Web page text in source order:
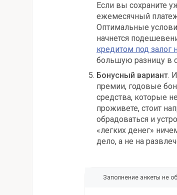
Если вы сохраните
ежемесячный
Оптимальные
начнется
кредитом под залог
большую разницу в
Бонусный вариант.
премии, годовые
средства, которые
проживете, стоит
обрадоваться и
«легких денег»
дело, а не на
Заполнение анкеты не